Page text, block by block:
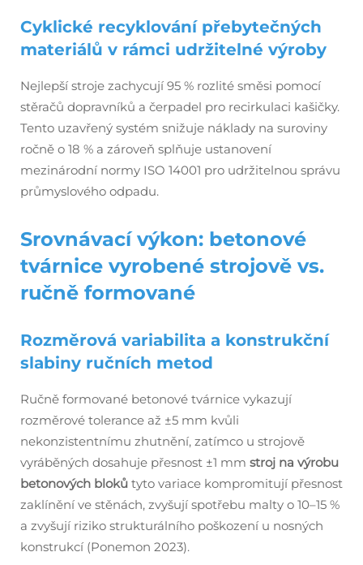
Cyklické recyklování přebytečných
materiálů v rámci udržitelné výroby
Nejlepší stroje zachycují 95 % rozlité směsi pomocí
stěračů dopravníků a čerpadel pro recirkulaci kašičky.
Tento uzavřený systém snižuje náklady na suroviny
ročně o 18 % a zároveň splňuje ustanovení
mezinárodní normy ISO 14001 pro udržitelnou správu
průmyslového odpadu.
Srovnávací výkon: betonové
tvárnice vyrobené strojově vs.
ručně formované
Rozměrová variabilita a konstrukční
slabiny ručních metod
Ručně formované betonové tvárnice vykazují
rozměrové tolerance až ±5 mm kvůli
nekonzistentnímu zhutnění, zatímco u strojově
vyráběných dosahuje přesnost ±1 mm stroj na výrobu
betonových bloků tyto variace kompromitují přesnost
zaklínění ve stěnách, zvyšují spotřebu malty o 10–15 %
a zvyšují riziko strukturálního poškození u nosných
konstrukcí (Ponemon 2023).